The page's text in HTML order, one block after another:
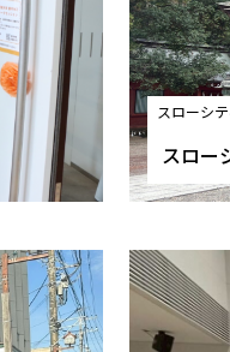
スローシ
スロー